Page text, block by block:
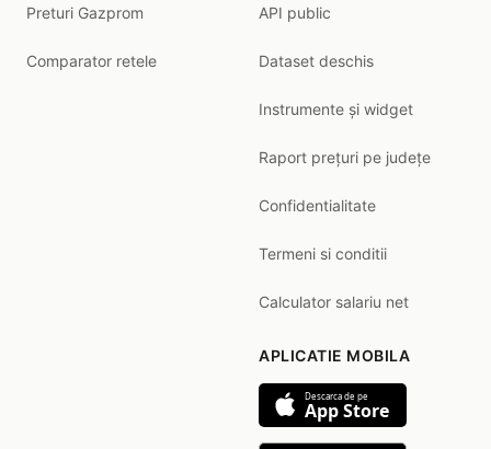
Preturi Gazprom
Comparator retele
API public
Dataset deschis
Instrumente și widget
Raport prețuri pe județe
Confidentialitate
Termeni si conditii
Calculator salariu net
APLICATIE MOBILA
Descarca de pe
App Store